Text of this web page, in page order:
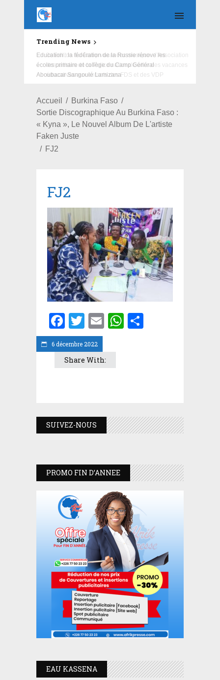
Trending News
Education : la fédération de la Russie rénove les
écoles primaire et collège du Camp Général
Aboubacar Sangoulé Lamizana
Accueil
Burkina Faso
Sortie Discographique Au Burkina Faso :
« Kyna », Le Nouvel Album De L'artiste
Faken Juste
FJ2
6 décembre 2022
FJ2
Facebook
Twitter
EmailWhatsApp
Share With:
SUIVEZ-NOUS
PROMO FIN D’ANNEE
EAU KASSENA